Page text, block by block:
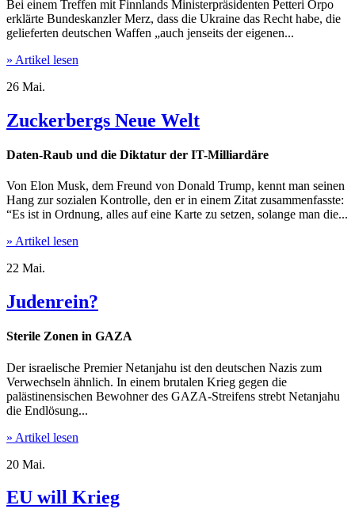
Bei einem Treffen mit Finnlands Ministerpräsidenten Petteri Orpo
erklärte Bundeskanzler Merz, dass die Ukraine das Recht habe, die
gelieferten deutschen Waffen „auch jenseits der eigenen...
» Artikel lesen
26 Mai.
Zuckerbergs Neue Welt
Daten-Raub und die Diktatur der IT-Milliardäre
Von Elon Musk, dem Freund von Donald Trump, kennt man seinen
Hang zur sozialen Kontrolle, den er in einem Zitat zusammenfasste:
“Es ist in Ordnung, alles auf eine Karte zu setzen, solange man die...
» Artikel lesen
22 Mai.
Judenrein?
Sterile Zonen in GAZA
Der israelische Premier Netanjahu ist den deutschen Nazis zum
Verwechseln ähnlich. In einem brutalen Krieg gegen die
palästinensischen Bewohner des GAZA-Streifens strebt Netanjahu
die Endlösung...
» Artikel lesen
20 Mai.
EU will Krieg